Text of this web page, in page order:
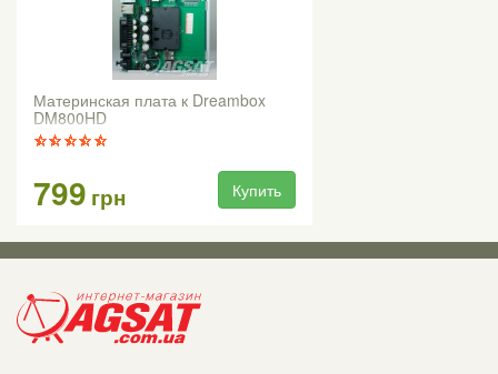
Материнская плата к Dreambox
DM800HD
799 грн Купить